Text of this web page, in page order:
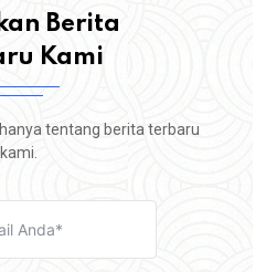
Berita
Kami
tentang berita terbaru
kami.